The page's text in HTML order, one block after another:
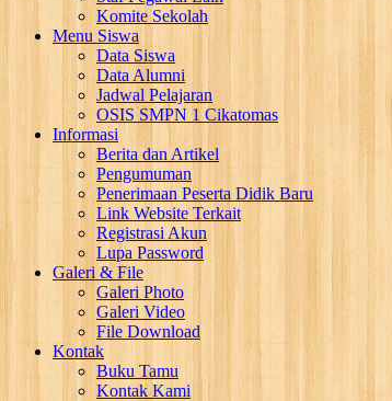
Komite Sekolah
Menu Siswa
Data Siswa
Data Alumni
Jadwal Pelajaran
OSIS SMPN 1 Cikatomas
Informasi
Berita dan Artikel
Pengumuman
Penerimaan Peserta Didik Baru
Link Website Terkait
Registrasi Akun
Lupa Password
Galeri & File
Galeri Photo
Galeri Video
File Download
Kontak
Buku Tamu
Kontak Kami